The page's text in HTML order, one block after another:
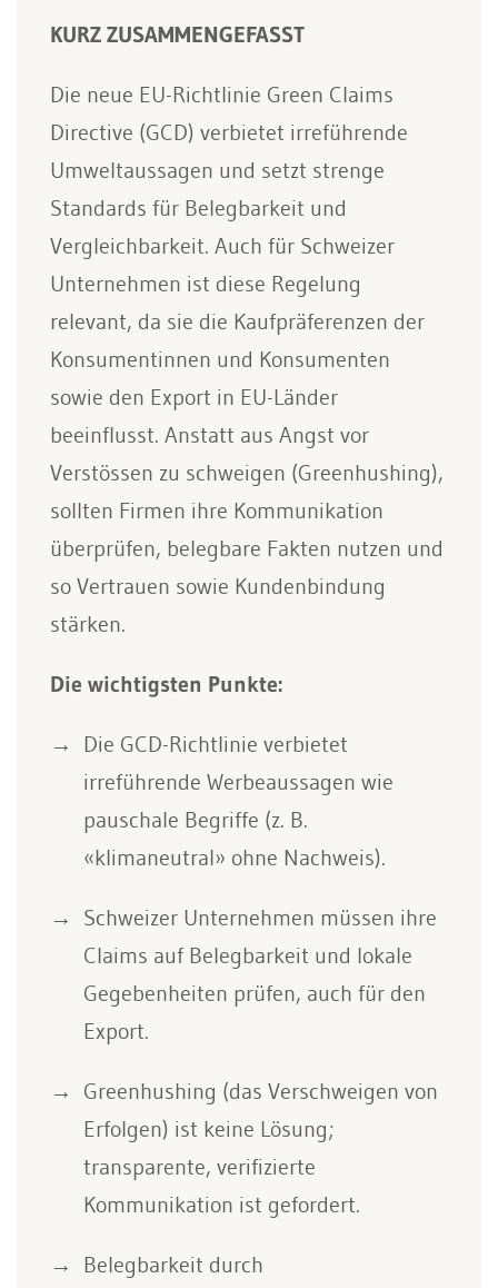
KURZ ZUSAMMENGEFASST
Die neue EU-Richtlinie Green Claims
Directive (GCD) verbietet irreführende
Umweltaussagen und setzt strenge
Standards für Belegbarkeit und
Vergleichbarkeit. Auch für Schweizer
Unternehmen ist diese Regelung
relevant, da sie die Kaufpräferenzen der
Konsumentinnen und Konsumenten
sowie den Export in EU-Länder
beeinflusst. Anstatt aus Angst vor
Verstössen zu schweigen (Greenhushing),
sollten Firmen ihre Kommunikation
überprüfen, belegbare Fakten nutzen und
so Vertrauen sowie Kundenbindung
stärken.
Die wichtigsten Punkte:
Die GCD-Richtlinie verbietet
irreführende Werbeaussagen wie
pauschale Begriffe (z. B.
«klimaneutral» ohne Nachweis).
Schweizer Unternehmen müssen ihre
Claims auf Belegbarkeit und lokale
Gegebenheiten prüfen, auch für den
Export.
Greenhushing (das Verschweigen von
Erfolgen) ist keine Lösung;
transparente, verifizierte
Kommunikation ist gefordert.
Belegbarkeit durch